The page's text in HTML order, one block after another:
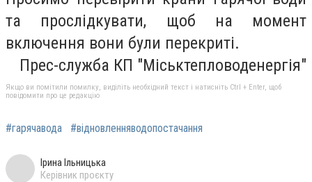
та прослідкувати, щоб на момент
включення вони були перекриті.
Прес-служба КП "Міськтепловоденергія"
Якщо ви помітили помилку, виділіть необхідний текст і натисніть Ctrl + Enter, щоб
повідомити про це редакцію
#гарячавода #відновленняводопостачання
Ірина Ільницька
Керівник проєкту